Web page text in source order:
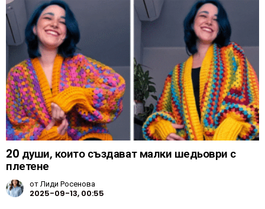
20 души, които създават малки шедьоври с
плетене
отЛиди Росенова
2025-09-13, 00:55